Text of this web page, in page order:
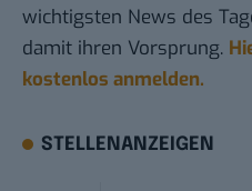
wichtigsten News des
damit ihren Vorsprung.
kostenlos anmelden.
STELLENANZEIGEN